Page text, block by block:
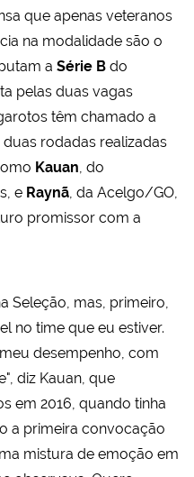
que apenas veteranos
na modalidade são o
a Série B do
pelas duas vagas
têm chamado a
rodadas realizadas
Kauan , do
e Raynã , da Acelgo/GO,
promissor com a
Seleção, mas, primeiro,
no time que eu estiver.
desempenho, com
diz Kauan, que
em 2016, quando tinha
a primeira convocação
mistura de emoção em